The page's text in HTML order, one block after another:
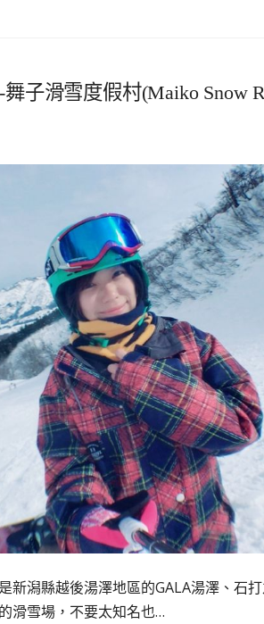
子滑雪度假村(Maiko Snow
新潟縣越後湯澤地區的GALA湯澤、石
滑雪場，不要太知名也…